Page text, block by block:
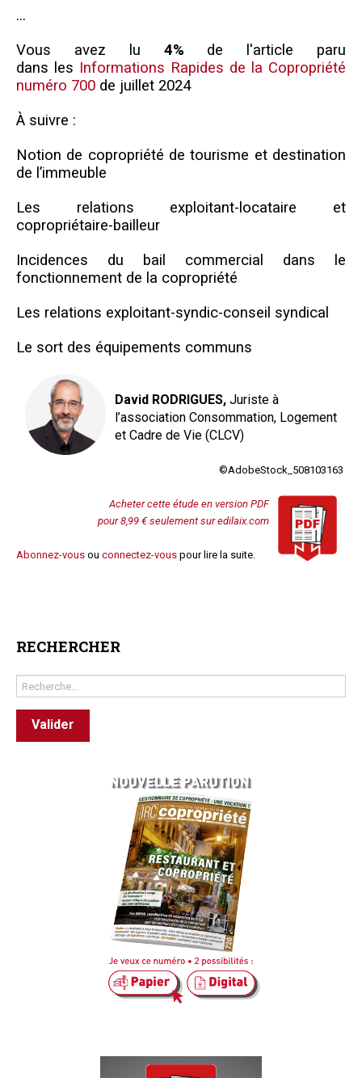
...
Vous avez lu 4% de l'article paru
dans les Informations Rapides de la Copropriété
numéro 700 de juillet 2024
À suivre :
Notion de copropriété de tourisme et destination
de l’immeuble
Les relations exploitant-locataire et
copropriétaire-bailleur
Incidences du bail commercial dans le
fonctionnement de la copropriété
Les relations exploitant-syndic-conseil syndical
Le sort des équipements communs
David RODRIGUES, Juriste à
l’association Consommation, Logement
et Cadre de Vie (CLCV)
©AdobeStock_508103163
Acheter cette étude en version PDF
pour 8,99 € seulement sur edilaix.com
Abonnez-vous ou connectez-vous pour lire la suite.
RECHERCHER
Rechercher
Valider